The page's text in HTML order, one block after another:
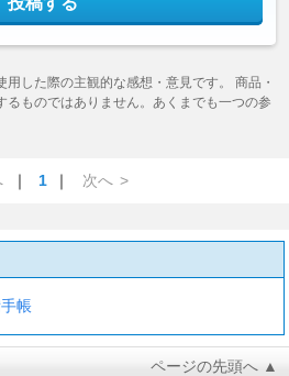
した際の主観的な感想・意見です。 商品・
るものではありません。あくまでも一つの参
｜ 1 ｜ 次へ >
帳
ページの先頭へ ▲